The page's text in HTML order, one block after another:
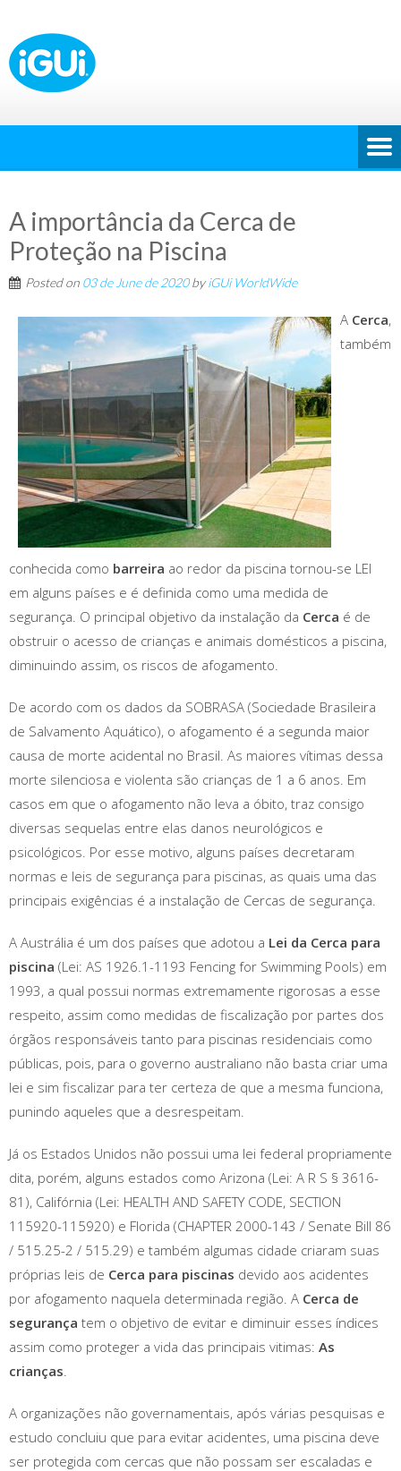
A importância da Cerca de
Proteção na Piscina
Posted on 03 de June de 2020byiGUi WorldWide
A Cerca,
também
conhecida como barreira ao redor da piscina tornou-se LEI
em alguns países e é definida como uma medida de
segurança. O principal objetivo da instalação da Cerca é de
obstruir o acesso de crianças e animais domésticos a piscina,
diminuindo assim, os riscos de afogamento.
De acordo com os dados da SOBRASA (Sociedade Brasileira
de Salvamento Aquático), o afogamento é a segunda maior
causa de morte acidental no Brasil. As maiores vítimas dessa
morte silenciosa e violenta são crianças de 1 a 6 anos. Em
casos em que o afogamento não leva a óbito, traz consigo
diversas sequelas entre elas danos neurológicos e
psicológicos. Por esse motivo, alguns países decretaram
normas e leis de segurança para piscinas, as quais uma das
principais exigências é a instalação de Cercas de segurança.
A Austrália é um dos países que adotou a Lei da Cerca para
piscina (Lei: AS 1926.1-1193 Fencing for Swimming Pools) em
1993, a qual possui normas extremamente rigorosas a esse
respeito, assim como medidas de fiscalização por partes dos
órgãos responsáveis tanto para piscinas residenciais como
públicas, pois, para o governo australiano não basta criar uma
lei e sim fiscalizar para ter certeza de que a mesma funciona,
punindo aqueles que a desrespeitam.
Já os Estados Unidos não possui uma lei federal propriamente
dita, porém, alguns estados como Arizona (Lei: A R S § 3616-
81), Califórnia (Lei: HEALTH AND SAFETY CODE, SECTION
115920-115920) e Florida (CHAPTER 2000-143 / Senate Bill 86
/ 515.25-2 / 515.29) e também algumas cidade criaram suas
próprias leis de Cerca para piscinas devido aos acidentes
por afogamento naquela determinada região. A Cerca de
segurança tem o objetivo de evitar e diminuir esses índices
assim como proteger a vida das principais vitimas: As
crianças.
A organizações não governamentais, após várias pesquisas e
estudo concluiu que para evitar acidentes, uma piscina deve
ser protegida com cercas que não possam ser escaladas e